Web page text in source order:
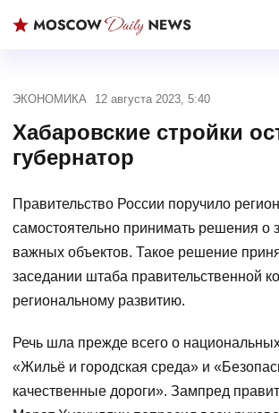
ЭКОНОМИКА 12 августа 2023, 5:40
Хабаровские стройки
губернатор
Правительство России поручило
самостоятельно принимать решения о
важных объектов. Такое решение
заседании штаба правительственной
региональному развитию.
Речь шла прежде всего о
«Жильё и городская среда» и
качественные дороги». Зампред